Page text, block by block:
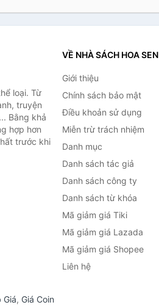
loại. Từ
truyện
Bằng khả
hợp hơn
trước khi
VỀ NHÀ SÁCH HOA SEN
Giới thiệu
Chính sách bảo mật
Điều khoản sử dụng
Miễn trừ trách nhiệm
Danh mục
Danh sách tác giả
Danh sách công ty
Danh sách từ khóa
Mã giảm giá Tiki
Mã giảm giá Lazada
Mã giảm giá Shopee
Liên hệ
Giá, Giá Coin